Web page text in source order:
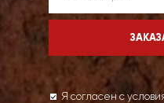
Я согласен с